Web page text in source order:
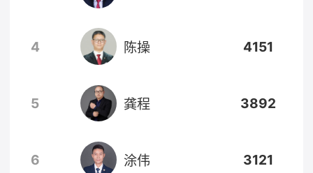
4 陈操 4151
5 龚程 3892
6 涂伟 3121